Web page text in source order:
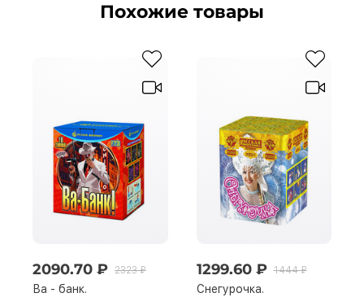
Похожие товары
2090.70 ₽ 2323 ₽
Ва - банк.
1299.60 ₽ 1444 ₽
Снегурочка.